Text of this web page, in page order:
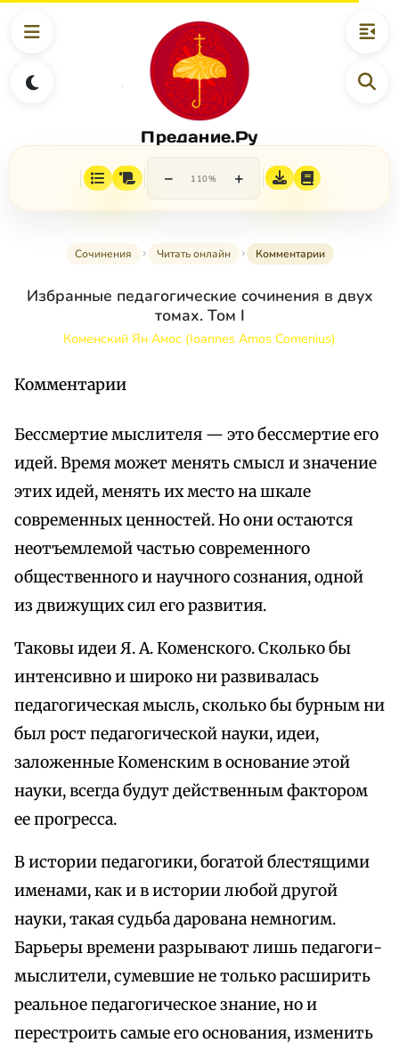
Предание.Ру
− 110% +
Сочинения Читать онлайн Комментарии
Избранные педагогические сочинения в двух
томах. Том I
Коменский Ян Амос (Ioannes Amos Comenius)
Комментарии
Бессмертие мыслителя — это бессмертие его
идей. Время может менять смысл и значение
этих идей, менять их место на шкале
современных ценностей. Но они остаются
неотъемлемой частью современного
общественного и научного сознания, одной
из движущих сил его развития.
Таковы идеи Я. А. Коменского. Сколько бы
интенсивно и широко ни развивалась
педагогическая мысль, сколько бы бурным ни
был рост педагогической науки, идеи,
заложенные Коменским в основание этой
науки, всегда будут действенным фактором
ее прогресса.
В истории педагогики, богатой блестящими
именами, как и в истории любой другой
науки, такая судьба дарована немногим.
Барьеры времени разрывают лишь педагоги-
мыслители, сумевшие не только расширить
реальное педагогическое знание, но и
перестроить самые его основания, изменить